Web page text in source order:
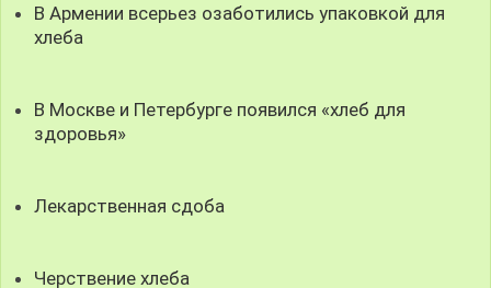
В Армении всерьез озаботились упаковкой для
хлеба
В Москве и Петербурге появился «хлеб для
здоровья»
Лекарственная сдоба
Черствение хлеба